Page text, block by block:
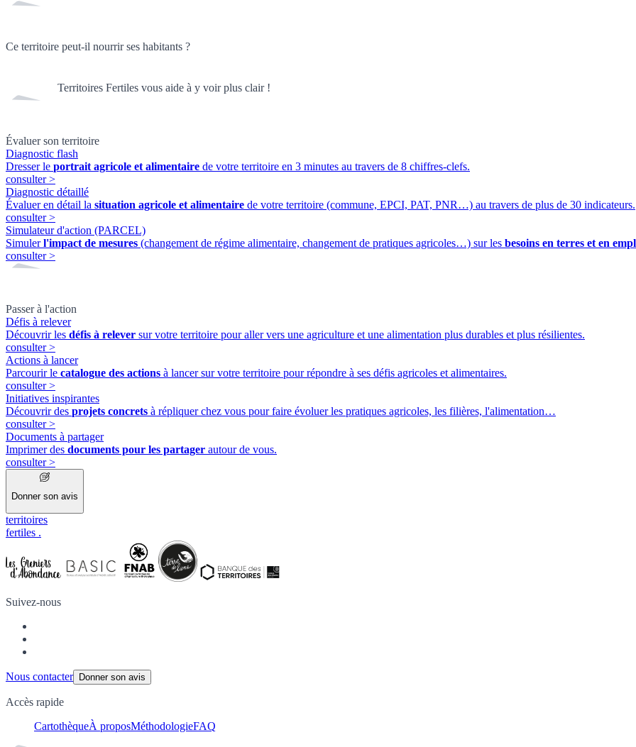
Ce territoire peut-il nourrir ses habitants ?
Territoires Fertiles vous aide à y voir plus clair !
Évaluer son territoire
Diagnostic flash
Dresser le portrait agricole et alimentaire de votre territoire en 3 minutes au travers de 8 chiffres-clefs.
consulter>
Diagnostic détaillé
Évaluer en détail la situation agricole et alimentaire de votre territoire (commune, EPCI, PAT, PNR…) au travers de plus de 30 indicateurs.
consulter>
Simulateur d'action (PARCEL)
Simulerl'impact de mesures (changement de régime alimentaire, changement de pratiques agricoles…) sur les besoins en terres et en
consulter>
Passer à l'action
Défis à relever
Découvrir les défis à relever sur votre territoire pour aller vers une agriculture et une alimentation plus durables et plus résilientes.
consulter>
Actions à lancer
Parcourir le catalogue des actions à lancer sur votre territoire pour répondre à ses défis agricoles et alimentaires.
consulter>
Initiatives inspirantes
Découvrir des projets concrets à répliquer chez vous pour faire évoluer les pratiques agricoles, les filières, l'alimentation…
consulter>
Documents à partager
Imprimer des documents pour les partager autour de vous.
consulter>
Donner son avis
territoires
fertiles .
Suivez-nous
Nous contacter Donner son avis
Accès rapide
CartothèqueÀ proposMéthodologieFAQ